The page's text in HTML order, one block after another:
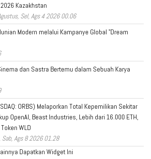
Kazakhstan
Sel, Ags 4 2026 00.06
Modern melalui Kampanye Global "Dream
dan Sastra Bertemu dalam Sebuah Karya
ORBS) Melaporkan Total Kepemilikan Sekitar
OpenAI, Beast Industries, Lebih dari 16.000 ETH,
WLD
Sab, Ags 8 2026 01.28
Dapatkan Widget Ini